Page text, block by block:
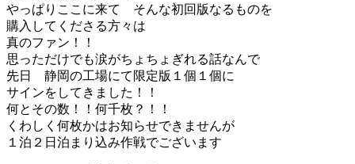
やっぱりここに来て そんな初回版なるものを
購入してくださる方々は
真のファン！！
思っただけでも涙がちょちょぎれる話なんで
先日 静岡の工場にて限定版１個１個に
サインをしてきました！！
何とその数！！何千枚？！！
くわしく何枚かはお知らせできませんが
１泊２日泊まり込み作戦でございます